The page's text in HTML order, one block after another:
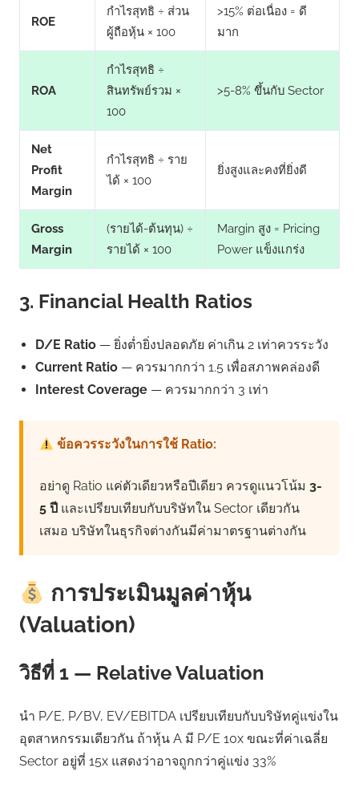
ROE
กำไรสุทธิ ÷ ส่วน
ผู้ถือหุ้น × 100
>15% ต่อเนื่อง = ดี
มาก
ROA
กำไรสุทธิ ÷
สินทรัพย์รวม ×
100
>5-8% ขึ้นกับ Sector
Net
Profit
Margin
กำไรสุทธิ ÷ ราย
ได้ × 100
ยิ่งสูงและคงที่ยิ่งดี
Gross
Margin
(รายได้-ต้นทุน) ÷
รายได้ × 100
Margin สูง = Pricing
Power แข็งแกร่ง
3. Financial Health Ratios
D/E Ratio — ยิ่งต่ำยิ่งปลอดภัย ค่าเกิน 2 เท่าควรระวัง
Current Ratio — ควรมากกว่า 1.5 เพื่อสภาพคล่องดี
Interest Coverage — ควรมากกว่า 3 เท่า
ข้อควรระวังในการใช้ Ratio:
อย่าดู Ratio แค่ตัวเดียวหรือปีเดียว ควรดูแนวโน้ม 3-
5 ปี และเปรียบเทียบกับบริษัทใน Sector เดียวกัน
เสมอ บริษัทในธุรกิจต่างกันมีค่ามาตรฐานต่างกัน
การประเมินมูลค่าหุ้น
(Valuation)
วิธีที่ 1 — Relative Valuation
นำ P/E, P/BV, EV/EBITDA เปรียบเทียบกับบริษัทคู่แข่งใน
อุตสาหกรรมเดียวกัน ถ้าหุ้น A มี P/E 10x ขณะที่ค่าเฉลี่ย
Sector อยู่ที่ 15x แสดงว่าอาจถูกกว่าคู่แข่ง 33%